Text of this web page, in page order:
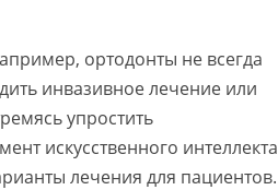
ортодонты не всегда
инвазивное лечение или
упростить
искусственного интеллекта
лечения для пациентов.